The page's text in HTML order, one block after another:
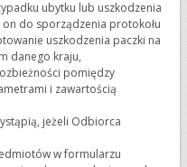
ubytku lub uszkodzenia
on do sporządzenia protokołu
uszkodzenia paczki na
danego kraju,
pomiędzy
i zawartością
jeżeli Odbiorca
w formularzu